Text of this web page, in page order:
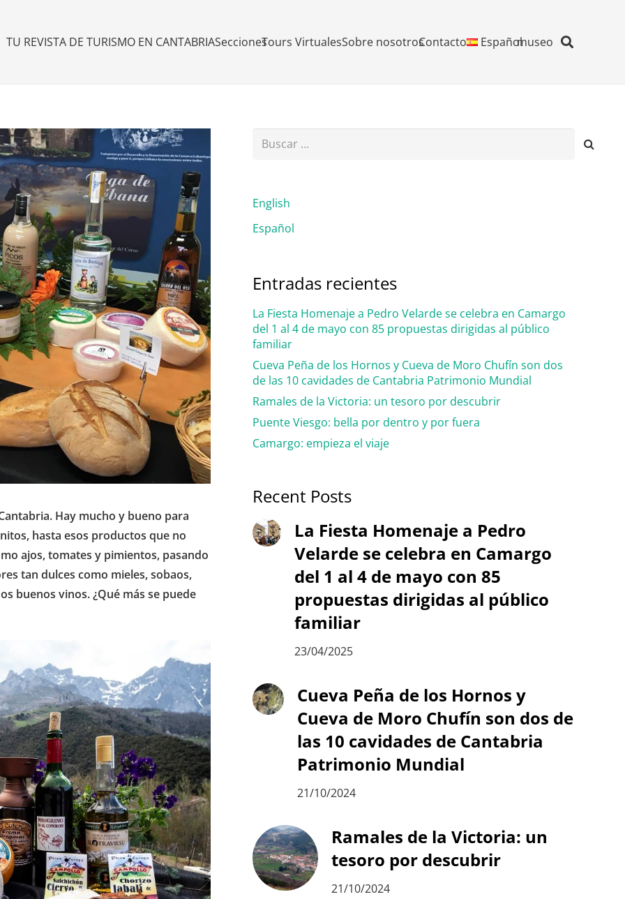
TU REVISTA DE TURISMO EN CANTABRIASeccionesTours VirtualesSobre nosotrosContacto Españolmuseo
Hay mucho y bueno para
hasta esos productos que no
ajos, tomates y pimientos, pasando
tan dulces como mieles, sobaos,
buenos vinos. ¿Qué más se puede
Buscar:
English
Español
Entradas recientes
La Fiesta Homenaje a Pedro Velarde se celebra en Camargo
del 1 al 4 de mayo con 85 propuestas dirigidas al público
familiar
Cueva Peña de los Hornos y Cueva de Moro Chufín son dos
de las 10 cavidades de Cantabria Patrimonio Mundial
Ramales de la Victoria: un tesoro por descubrir
Puente Viesgo: bella por dentro y por fuera
Camargo: empieza el viaje
Recent Posts
La Fiesta Homenaje a Pedro
Velarde se celebra en Camargo
del 1 al 4 de mayo con 85
propuestas dirigidas al público
familiar
23/04/2025
Cueva Peña de los Hornos y
Cueva de Moro Chufín son dos de
las 10 cavidades de Cantabria
Patrimonio Mundial
21/10/2024
Ramales de la Victoria: un
tesoro por descubrir
21/10/2024